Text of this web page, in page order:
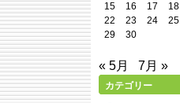
15
16 17 18
22
23 24 25
29
30
« 5月 7月 »
カテゴリー